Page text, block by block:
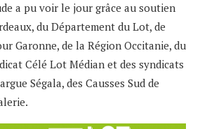
a pu voir le jour grâce au soutien
du Département du Lot, de
Garonne, de la Région Occitanie, du
Célé Lot Médian et des syndicats
Ségala, des Causses Sud de